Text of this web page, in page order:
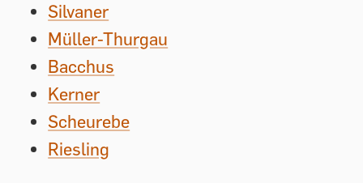
Silvaner
Müller-Thurgau
Bacchus
Kerner
Scheurebe
Riesling